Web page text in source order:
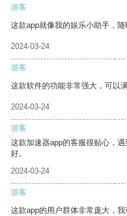
游客
这款app就像我的娱乐小助手，随
2024-03-24
游客
这款软件的功能非常强大，可以
2024-03-24
游客
这款加速器app的客服很贴心，
好。
2024-03-24
游客
这款app的用户群体非常庞大，